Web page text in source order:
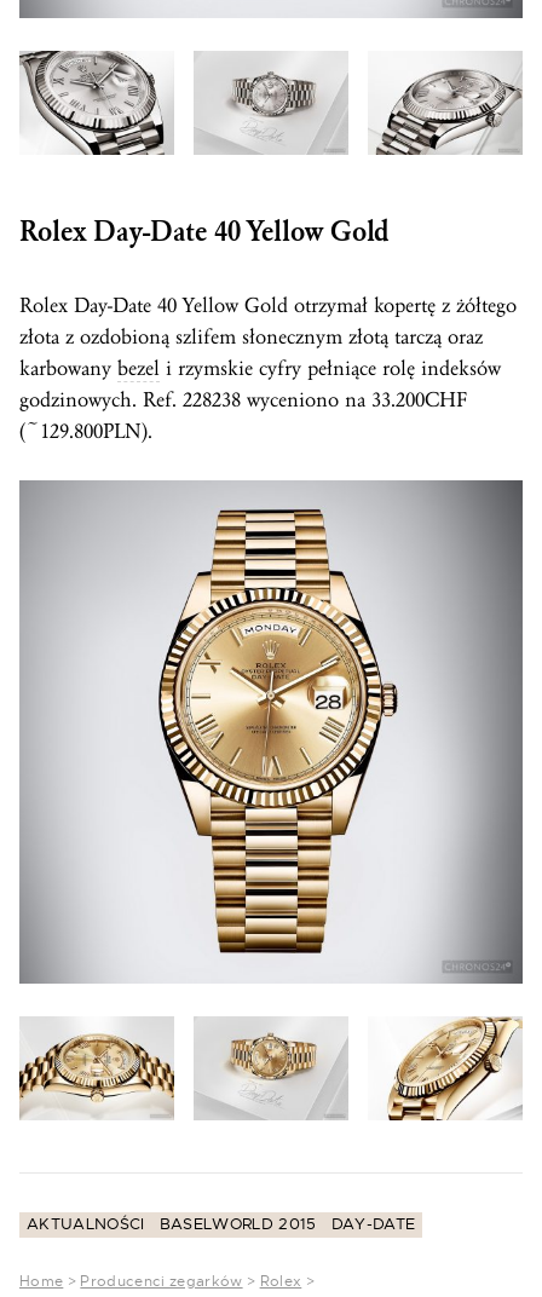
Rolex Day-Date 40 Yellow Gold
Rolex Day-Date 40 Yellow Gold otrzymał kopertę z żółtego
złota z ozdobioną szlifem słonecznym złotą tarczą oraz
karbowany bezel i rzymskie cyfry pełniące rolę indeksów
godzinowych. Ref. 228238 wyceniono na 33.200CHF
(~129.800PLN).
AKTUALNOŚCI BASELWORLD 2015 DAY-DATE
Home > Producenci zegarków > Rolex >